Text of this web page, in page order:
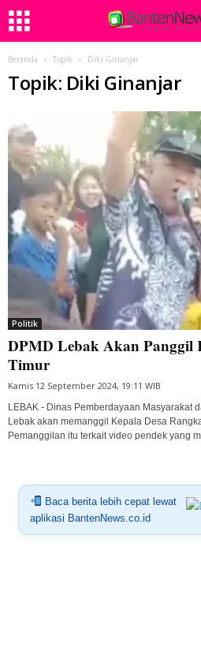
Beranda Topik Diki Ginanjar
Topik: Diki Ginanjar
Politik
DPMD Lebak Akan Panggil
Timur
Kamis 12 September 2024, 19:11 WIB
LEBAK - Dinas Pemberdayaan Masyarakat
Lebak akan memanggil Kepala Desa
Pemanggilan itu terkait video pendek yang
Baca berita lebih cepat lewat
aplikasi BantenNews.co.id